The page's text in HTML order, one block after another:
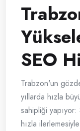
SEO
Trabzon'un
yıllarda hızla
sahipliği
hızla